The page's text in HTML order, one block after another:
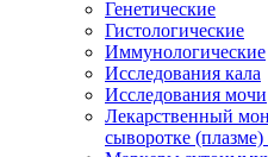
Генетические
Гистологические
Иммунологические
Исследования кала
Исследования мочи
Лекарственный
сыворотке (плазме)